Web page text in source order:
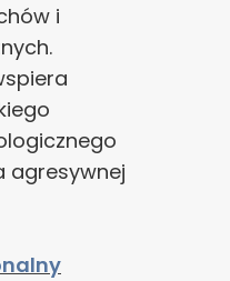
i
agresywnej